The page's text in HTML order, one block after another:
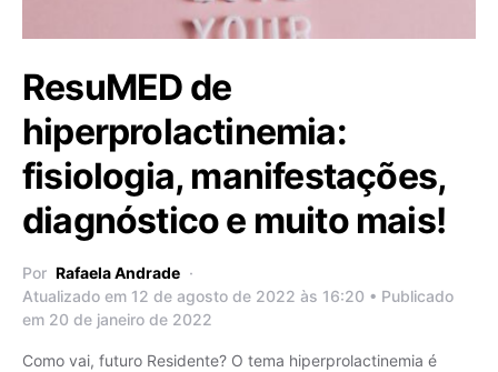
ResuMED de
hiperprolactinemia:
fisiologia, manifestações,
diagnóstico e muito mais!
Por Rafaela Andrade
Atualizado em 12 de agosto de 2022 às 16:20 • Publicado
em 20 de janeiro de 2022
Como vai, futuro Residente? O tema hiperprolactinemia é